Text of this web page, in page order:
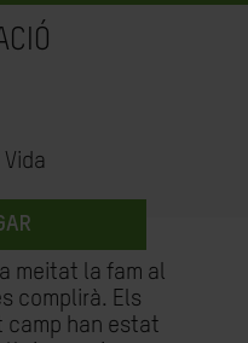
meitat la fam al
complirà. Els
camp han estat